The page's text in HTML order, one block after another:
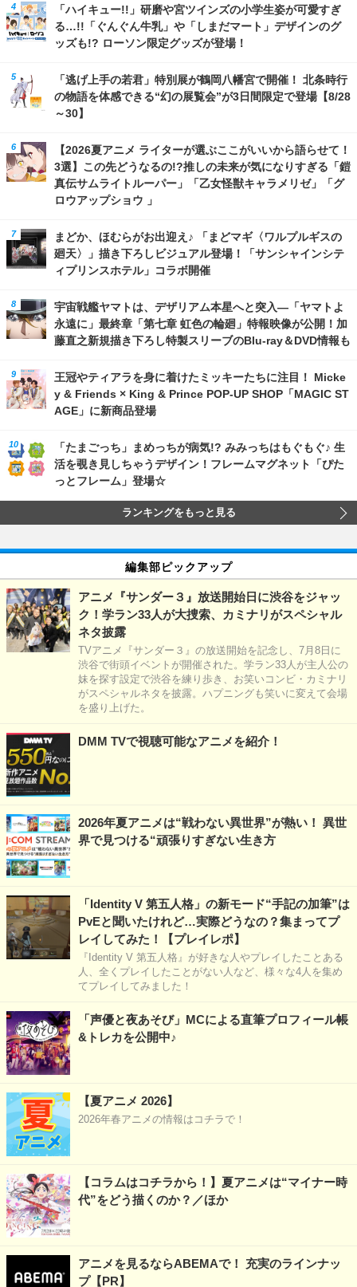
「ハイキュー!!」研磨や宮ツインズの小学生姿が可愛すぎ
る…!!「ぐんぐん牛乳」や「しまだマート」デザインのグ
ッズも!? ローソン限定グッズが登場！
「逃げ上手の若君」特別展が鶴岡八幡宮で開催！ 北条時行
の物語を体感できる“幻の展覧会”が3日間限定で登場【8/28
～30】
【2026夏アニメ ライターが選ぶここがいいから語らせて！
3選】この先どうなるの!?推しの未来が気になりすぎる「鎧
真伝サムライトルーパー」「乙女怪獣キャラメリゼ」「グ
ロウアップショウ 」
まどか、ほむらがお出迎え♪ 「まどマギ〈ワルプルギスの
廻天〉」描き下ろしビジュアル登場！「サンシャインシテ
ィプリンスホテル」コラボ開催
宇宙戦艦ヤマトは、デザリアム本星へと突入―「ヤマトよ
永遠に」最終章「第七章 虹色の輪廻」特報映像が公開！加
藤直之新規描き下ろし特製スリーブのBlu-ray＆DVD情報も
王冠やティアラを身に着けたミッキーたちに注目！ Micke
y & Friends × King & Prince POP-UP SHOP「MAGIC ST
AGE」に新商品登場
「たまごっち」まめっちが病気!? みみっちはもぐもぐ♪ 生
活を覗き見しちゃうデザイン！フレームマグネット「ぴた
っとフレーム」登場☆
ランキングをもっと見る
編集部ピックアップ
アニメ『サンダー３』放送開始日に渋谷をジャッ
ク！学ラン33人が大捜索、カミナリがスペシャル
ネタ披露
TVアニメ『サンダー３』の放送開始を記念し、7月8日に
渋谷で街頭イベントが開催された。学ラン33人が主人公の
妹を探す設定で渋谷を練り歩き、お笑いコンビ・カミナリ
がスペシャルネタを披露。ハプニングも笑いに変えて会場
を盛り上げた。
DMM TVで視聴可能なアニメを紹介！
2026年夏アニメは“戦わない異世界”が熱い！ 異世
界で見つける“頑張りすぎない生き方
「Identity V 第五人格」の新モード“手記の加筆”は
PvEと聞いたけれど…実際どうなの？集まってプ
レイしてみた！【プレイレポ】
『Identity V 第五人格』が好きな人やプレイしたことある
人、全くプレイしたことがない人など、様々な4人を集め
てプレイしてみました！
「声優と夜あそび」MCによる直筆プロフィール帳
&トレカを公開中♪
【夏アニメ 2026】
2026年春アニメの情報はコチラで！
【コラムはコチラから！】夏アニメは“マイナー時
代”をどう描くのか？／ほか
アニメを見るならABEMAで！ 充実のラインナッ
プ【PR】